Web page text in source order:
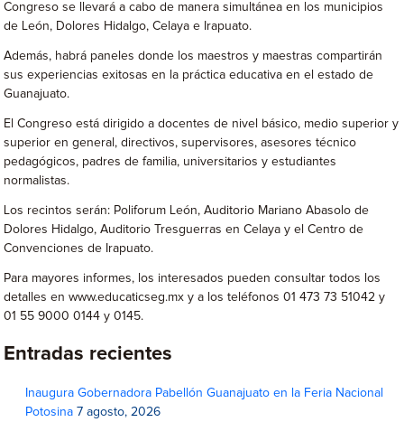
Congreso se llevará a cabo de manera simultánea en los municipios
de León, Dolores Hidalgo, Celaya e Irapuato.
Además, habrá paneles donde los maestros y maestras compartirán
sus experiencias exitosas en la práctica educativa en el estado de
Guanajuato.
El Congreso está dirigido a docentes de nivel básico, medio superior y
superior en general, directivos, supervisores, asesores técnico
pedagógicos, padres de familia, universitarios y estudiantes
normalistas.
Los recintos serán: Poliforum León, Auditorio Mariano Abasolo de
Dolores Hidalgo, Auditorio Tresguerras en Celaya y el Centro de
Convenciones de Irapuato.
Para mayores informes, los interesados pueden consultar todos los
detalles en www.educaticseg.mx y a los teléfonos 01 473 73 51042 y
01 55 9000 0144 y 0145.
Entradas recientes
Inaugura Gobernadora Pabellón Guanajuato en la Feria Nacional
Potosina 7 agosto, 2026